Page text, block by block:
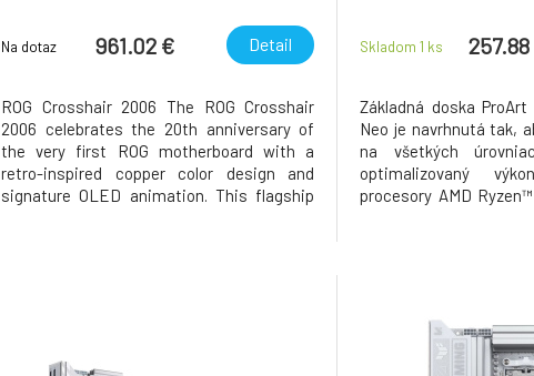
Na dotaz 961.02 € Detail
ROG Crosshair 2006 The ROG Crosshair
2006 celebrates the 20th anniversary of
the very first ROG motherboard with a
retro-inspired copper color design and
signature OLED animation. This flagship
Skladom 1 ks
Základná doska
Neo je navrhnutá tak,
na všetkých
optimalizovaný
procesory AMD